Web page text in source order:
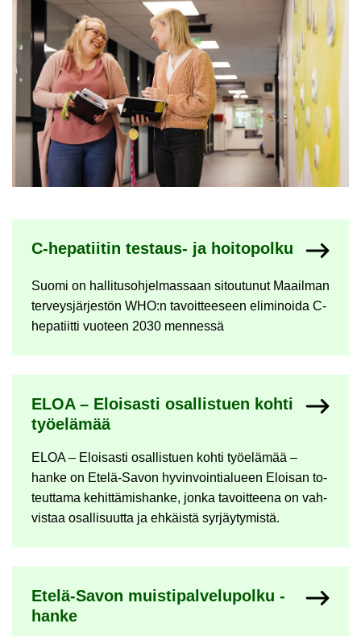
C-​hepatiitin testaus-​ ja hoi­to­pol­ku
Suomi on hal­li­tus­oh­jel­mas­saan si­tou­tu­nut Maa­il­man
ter­veys­jär­jes­tön WHO:n ta­voit­tee­seen eli­mi­noi­da C-​​
hepatiitti vuo­teen 2030 men­nes­sä
ELOA – Eloi­sas­ti osal­lis­tuen kohti
työ­elä­mää
ELOA – Eloi­sas­ti osal­lis­tuen kohti työ­elä­mää –
hanke on Etelä-​Savon hy­vin­voin­tia­lu­een Eloi­san to­
teut­ta­ma ke­hit­tä­mis­han­ke, jonka ta­voit­tee­na on vah­
vis­taa osal­li­suut­ta ja eh­käis­tä syr­jäy­ty­mis­tä.
Etelä-​Savon muis­ti­pal­ve­lu­pol­ku -​
hanke